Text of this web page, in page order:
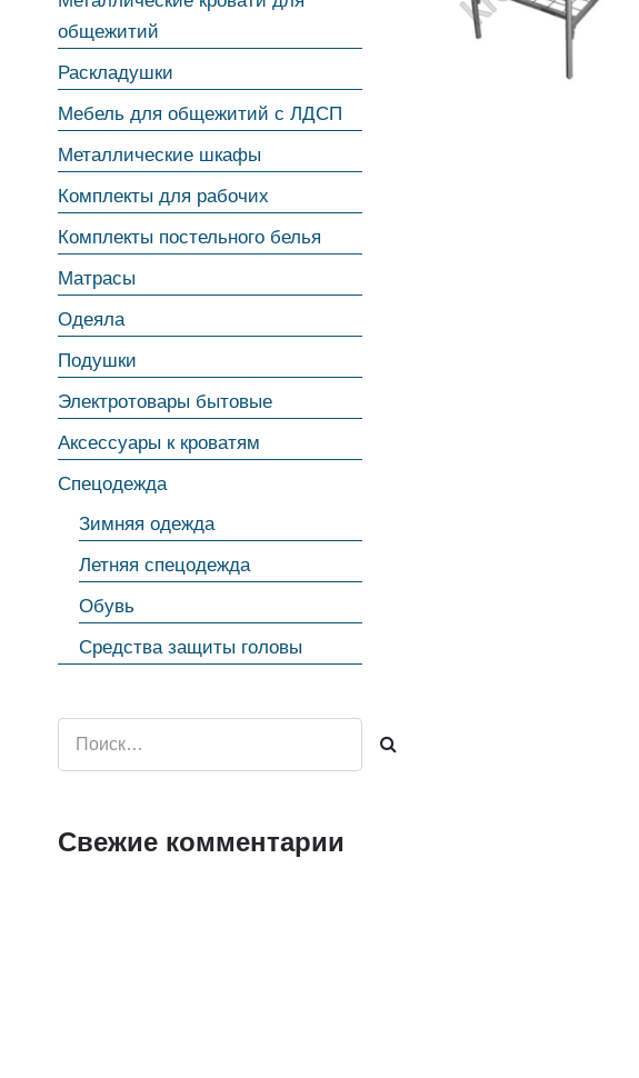
общежитий
Раскладушки
Мебель для общежитий с ЛДСП
Металлические шкафы
Комплекты для рабочих
Комплекты постельного белья
Матрасы
Одеяла
Подушки
Электротовары бытовые
Аксессуары к кроватям
Спецодежда
Зимняя одежда
Летняя спецодежда
Обувь
Средства защиты головы
Найти:
Свежие комментарии